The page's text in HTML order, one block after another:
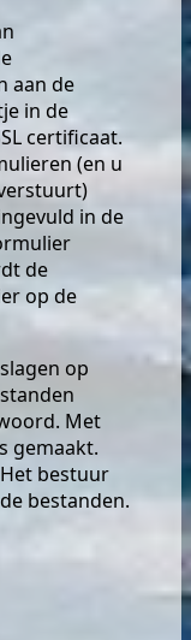
aan de
in de
certificaat.
(en u
in de
de
op de
op
Met
gemaakt.
bestuur
bestanden.